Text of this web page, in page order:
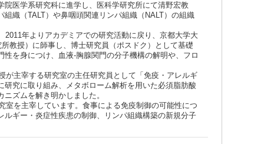
医学系研究科に進学し、医科学研究所にて清野宏教
織（TALT）や鼻咽頭関連リンパ組織（NALT）の組織
年よりアカデミアでの研究活動に戻り、京都大学大
教授）に師事し、博士研究員（ポスドク）として基礎
を身につけ、血液-胸腺関門の分子機構の解明や、フロ
が主宰する研究室の主任研究員として「免疫・アレルギ
究に取り組み、メタボローム解析を用いた必須脂肪酸
ズムを解き明かしました。
を主宰しています。食事による免疫制御の可能性につ
ギー・炎症性疾患の制御、リンパ組織構築の新規分子